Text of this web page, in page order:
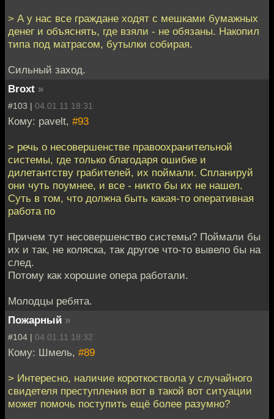
> А у нас все граждане ходят с мешками бумажных
денег и объяснять, где взяли - не обязаны. Накопил
типа под матрасом, бутылки собирая.
Сильный заход.
Broxt »
#103 | 04.01.11 18:31
Кому: pavelt, #93
> речь о несовершенстве правоохранительной
системы, где только благодаря ошибке и
дилетантству грабителей, их поймали. Спланируй
они чуть поумнее, и все - никто бы их не нашел.
Суть в том, что должна быть какая-то оперативная
работа по
Причем тут несовершенство системы? Поймали бы
их и так, не коляска, так другое что-то вывело бы на
след.
Потому как хорошие опера работали.
Молодцы ребята.
Пожарный »
#104 | 04.01.11 18:32
Кому: Шмель, #89
> Интересно, наличие короткоствола у случайного
свидетеля преступления вот в такой вот ситуации
может помочь поступить ещё более разумно?